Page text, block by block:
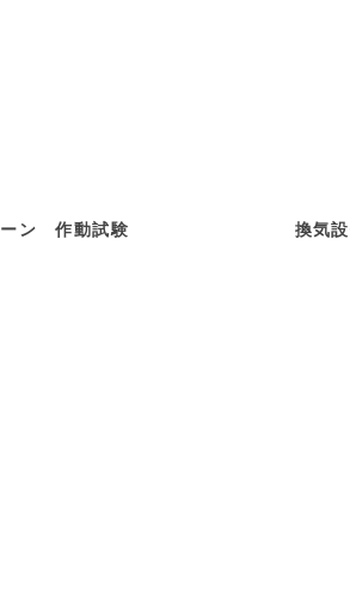
クリーン 作動試験 換気設備